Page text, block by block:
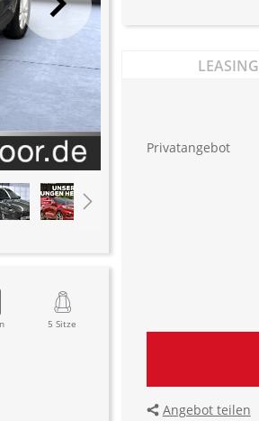
5 Sitze
LEASING
Privatangebot
Angebot teilen